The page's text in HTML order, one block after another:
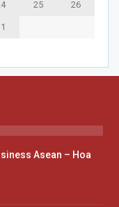
25 26
Asean – Hoa